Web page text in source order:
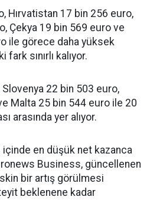
Hırvatistan 17 bin 256 euro,
Çekya 19 bin 569 euro ve
ile görece daha yüksek
sınırlı kalıyor.
22 bin 503 euro,
Malta 25 bin 544 euro ile 20
arasında yer alıyor.
içinde en düşük net kazanca
Business, güncellenen
bir artış görülmesi
beklenene kadar